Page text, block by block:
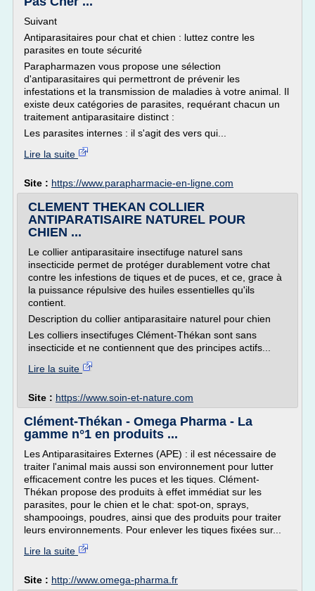
Suivant
Antiparasitaires pour chat et chien : luttez contre les
parasites en toute sécurité
Parapharmazen vous propose une sélection
d'antiparasitaires qui permettront de prévenir les
infestations et la transmission de maladies à votre animal. Il
existe deux catégories de parasites, requérant chacun un
traitement antiparasitaire distinct :
Les parasites internes : il s'agit des vers qui...
Lire la suite
Site : https://www.parapharmacie-en-ligne.com
CLEMENT THEKAN COLLIER
ANTIPARATISAIRE NATUREL POUR
CHIEN ...
Le collier antiparasitaire insectifuge naturel sans
insecticide permet de protéger durablement votre chat
contre les infestions de tiques et de puces, et ce, grace à
la puissance répulsive des huiles essentielles qu'ils
contient.
Description du collier antiparasitaire naturel pour chien
Les colliers insectifuges Clément-Thékan sont sans
insecticide et ne contiennent que des principes actifs...
Lire la suite
Site : https://www.soin-et-nature.com
Clément-Thékan - Omega Pharma - La
gamme n°1 en produits ...
Les Antiparasitaires Externes (APE) : il est nécessaire de
traiter l'animal mais aussi son environnement pour lutter
efficacement contre les puces et les tiques. Clément-
Thékan propose des produits à effet immédiat sur les
parasites, pour le chien et le chat: spot-on, sprays,
shampooings, poudres, ainsi que des produits pour traiter
leurs environnements. Pour enlever les tiques fixées sur...
Lire la suite
Site : http://www.omega-pharma.fr